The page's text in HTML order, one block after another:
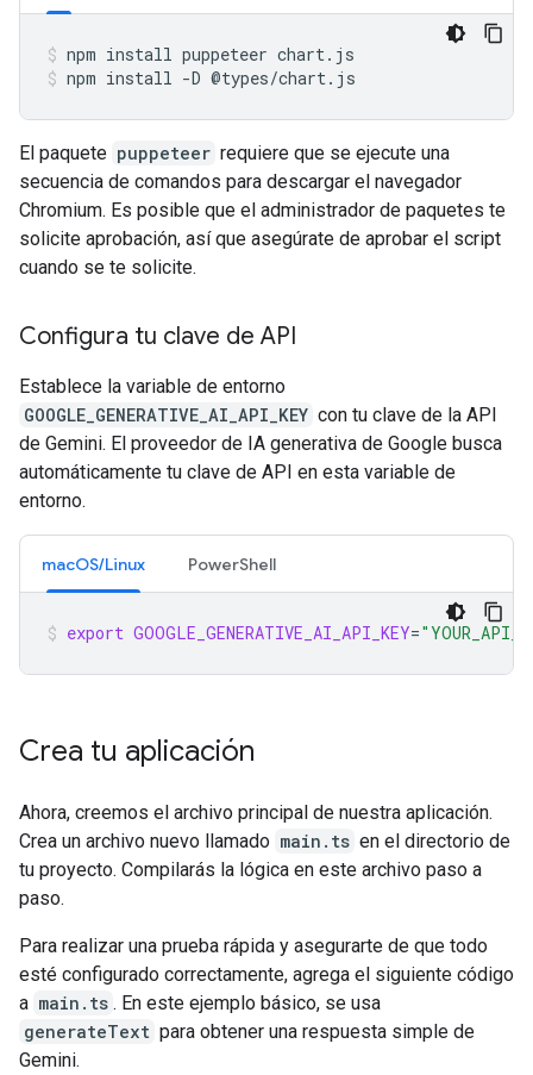
npm install puppeteer chart.js
npm install -D @types/chart.js
El paquete puppeteer requiere que se ejecute una
secuencia de comandos para descargar el navegador
Chromium. Es posible que el administrador de paquetes te
solicite aprobación, así que asegúrate de aprobar el script
cuando se te solicite.
Configura tu clave de API
Establece la variable de entorno
GOOGLE_GENERATIVE_AI_API_KEY con tu clave de la API
de Gemini. El proveedor de IA generativa de Google busca
automáticamente tu clave de API en esta variable de
entorno.
macOS/Linux PowerShell
export GOOGLE_GENERATIVE_AI_API_KEY=
Crea tu aplicación
Ahora, creemos el archivo principal de nuestra aplicación.
Crea un archivo nuevo llamado main.ts en el directorio de
tu proyecto. Compilarás la lógica en este archivo paso a
paso.
Para realizar una prueba rápida y asegurarte de que todo
esté configurado correctamente, agrega el siguiente código
a main.ts . En este ejemplo básico, se usa
generateText para obtener una respuesta simple de
Gemini.